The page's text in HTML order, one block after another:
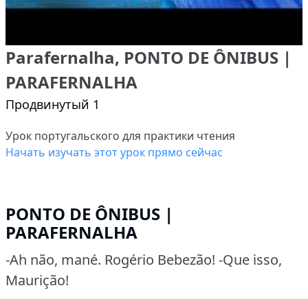
Parafernalha, PONTO DE ÔNIBUS |
PARAFERNALHA
Продвинутый 1
Урок португальского для практики чтения
Начать изучать этот урок прямо сейчас
PONTO DE ÔNIBUS |
PARAFERNALHA
-Ah não, mané. Rogério Bebezão! -Que isso,
Maurição!